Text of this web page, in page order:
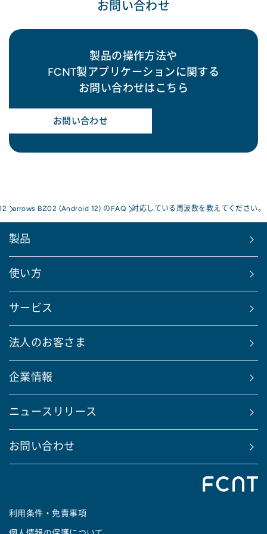
お問い合わせ
製品の操作方法や
FCNT製アプリケーションに関する
お問い合わせはこちら
お問い合わせ
arrows BZ02 (Android 12) のFAQ 対応している周波数を教えてください。
製品
使い方
サービス
法人のお客さま
企業情報
ニュースリリース
お問い合わせ
利用条件・免責事項